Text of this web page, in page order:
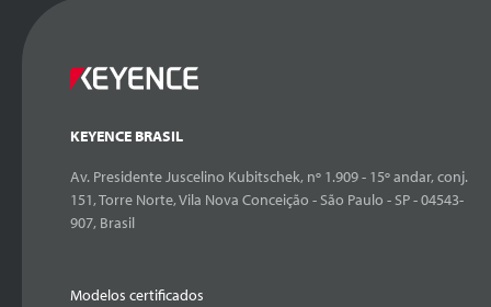
KEYENCE BRASIL
Av. Presidente Juscelino Kubitschek, nº 1.909 - 15º andar, conj.
151, Torre Norte, Vila Nova Conceição - São Paulo - SP - 04543-
907, Brasil
Modelos certificados